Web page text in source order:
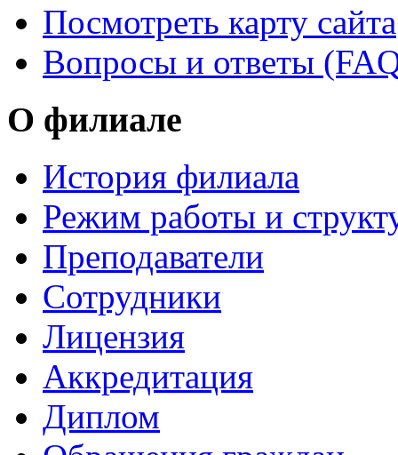
Посмотреть карту сайта
Вопросы и ответы
О филиале
История филиала
Режим работы и
Преподаватели
Сотрудники
Лицензия
Аккредитация
Диплом